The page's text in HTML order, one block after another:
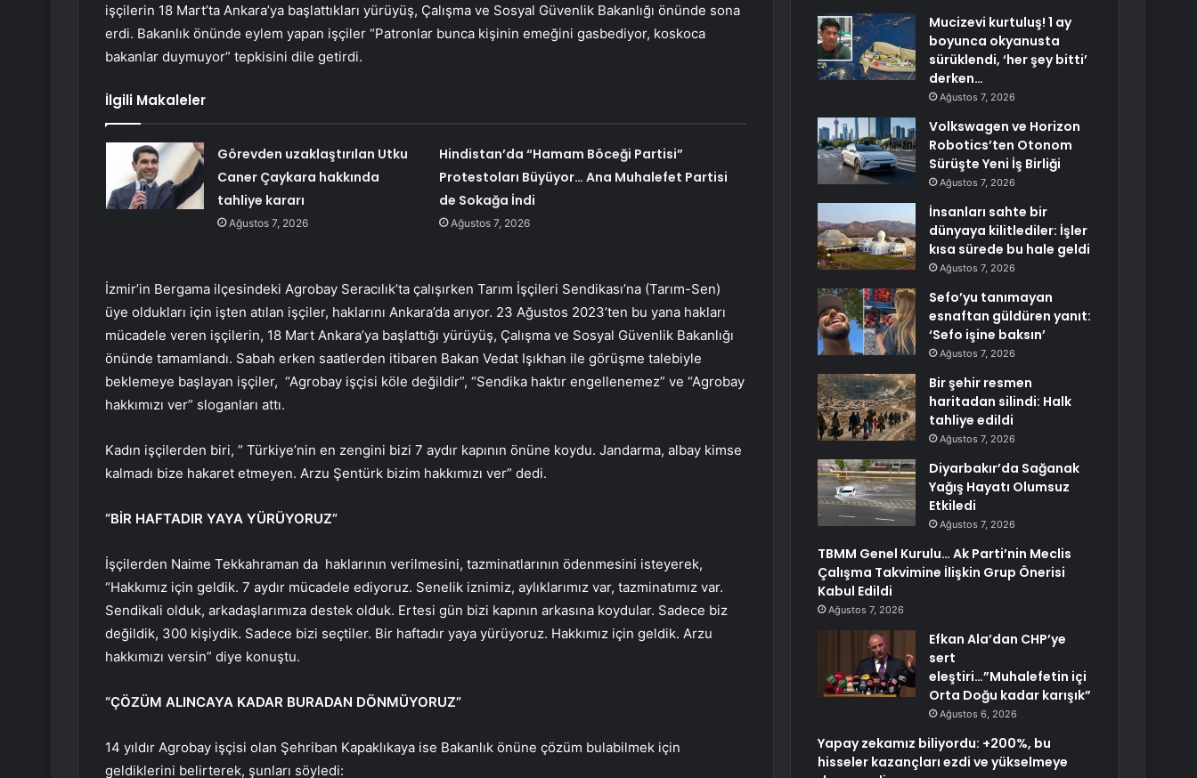
işçilerin 18 Mart’ta Ankara’ya başlattıkları yürüyüş, Çalışma ve Sosyal Güvenlik Bakanlığı önünde sona
erdi. Bakanlık önünde eylem yapan işçiler “Patronlar bunca kişinin emeğini gasbediyor, koskoca
bakanlar duymuyor” tepkisini dile getirdi.
İlgili Makaleler
Görevden uzaklaştırılan Utku
Caner Çaykara hakkında
tahliye kararı
Ağustos 7, 2026
Hindistan’da “Hamam Böceği Partisi”
Protestoları Büyüyor… Ana Muhalefet Partisi
de Sokağa İndi
Ağustos 7, 2026
İzmir’in Bergama ilçesindeki Agrobay Seracılık’ta çalışırken Tarım İşçileri Sendikası’na (Tarım-Sen)
üye oldukları için işten atılan işçiler, haklarını Ankara’da arıyor. 23 Ağustos 2023’ten bu yana hakları
mücadele veren işçilerin, 18 Mart Ankara’ya başlattığı yürüyüş, Çalışma ve Sosyal Güvenlik Bakanlığı
önünde tamamlandı. Sabah erken saatlerden itibaren Bakan Vedat Işıkhan ile görüşme talebiyle
beklemeye başlayan işçiler, “Agrobay işçisi köle değildir”, “Sendika haktır engellenemez” ve “Agrobay
hakkımızı ver” sloganları attı.
Kadın işçilerden biri, ” Türkiye’nin en zengini bizi 7 aydır kapının önüne koydu. Jandarma, albay kimse
kalmadı bize hakaret etmeyen. Arzu Şentürk bizim hakkımızı ver” dedi.
“BİR HAFTADIR YAYA YÜRÜYORUZ”
İşçilerden Naime Tekkahraman da haklarının verilmesini, tazminatlarının ödenmesini isteyerek,
“Hakkımız için geldik. 7 aydır mücadele ediyoruz. Senelik iznimiz, aylıklarımız var, tazminatımız var.
Sendikali olduk, arkadaşlarımıza destek olduk. Ertesi gün bizi kapının arkasına koydular. Sadece biz
değildik, 300 kişiydik. Sadece bizi seçtiler. Bir haftadır yaya yürüyoruz. Hakkımız için geldik. Arzu
hakkımızı versin” diye konuştu.
“ÇÖZÜM ALINCAYA KADAR BURADAN DÖNMÜYORUZ”
14 yıldır Agrobay işçisi olan Şehriban Kapaklıkaya ise Bakanlık önüne çözüm bulabilmek için
geldiklerini belirterek, şunları söyledi:
Mucizevi kurtuluş! 1 ay
boyunca okyanusta
sürüklendi, ‘her şey bitti’
derken…
Ağustos 7, 2026
Volkswagen ve Horizon
Robotics’ten Otonom
Sürüşte Yeni İş Birliği
Ağustos 7, 2026
İnsanları sahte bir
dünyaya kilitlediler: İşler
kısa sürede bu hale geldi
Ağustos 7, 2026
Sefo’yu tanımayan
esnaftan güldüren yanıt:
‘Sefo işine baksın’
Ağustos 7, 2026
Bir şehir resmen
haritadan silindi: Halk
tahliye edildi
Ağustos 7, 2026
Diyarbakır’da Sağanak
Yağış Hayatı Olumsuz
Etkiledi
Ağustos 7, 2026
TBMM Genel Kurulu… Ak Parti’nin Meclis
Çalışma Takvimine İlişkin Grup Önerisi
Kabul Edildi
Ağustos 7, 2026
Efkan Ala’dan CHP’ye
sert
eleştiri…”Muhalefetin içi
Orta Doğu kadar karışık”
Ağustos 6, 2026
Yapay zekamız biliyordu: +200%, bu
hisseler kazançları ezdi ve yükselmeye